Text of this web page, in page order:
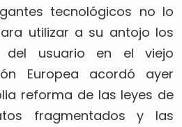
tecnológicos no lo
utilizar a su antojo los
del usuario en el viejo
Europea acordó ayer
reforma de las leyes de
fragmentados y las